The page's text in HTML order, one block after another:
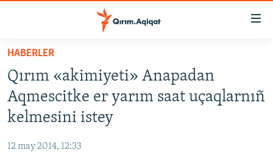
Esas
qaytmaq
Baş
navigatsiyağa
qaytmaq
Qıdıruvğa
qaytmaq
SİYASET
İQTİSADİYAT
MEDENİYET
HABERLER
Qırım «akimiyeti» Anapadan
Aqmescitke er yarım saat uçaqlarnıñ
kelmesini istey
12 may 2014, 12:33